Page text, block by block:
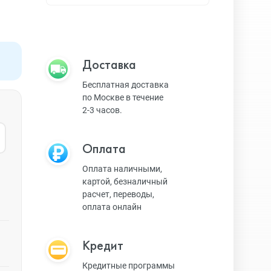
Magic Keyboard
ЗУ и кабели
Игровые консоли
Ремешки для AW
Доставка
Бесплатная доставка
по Москве в течение
2-3 часов.
Оплата
Оплата наличными,
картой, безналичный
расчет, переводы,
оплата онлайн
Кредит
Кредитные программы